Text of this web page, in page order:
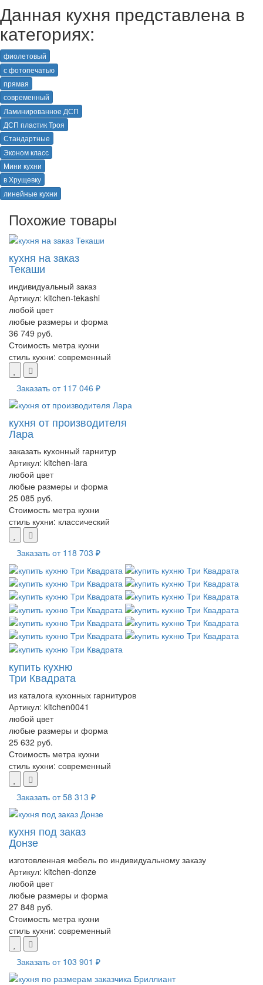
Данная кухня представлена в
категориях:
фиолетовый
с фотопечатью
прямая
современный
Ламинированное ДСП
ДСП пластик Троя
Стандартные
Эконом класс
Мини кухни
в Хрущевку
линейные кухни
Похожие товары
кухня на заказ
Текаши
индивидуальный заказ
Артикул: kitchen-tekashi
любой цвет
любые размеры и форма
36 749 руб.
Стоимость метра кухни
стиль кухни: современный
Заказать от 117 046 ₽
кухня от производителя
Лара
заказать кухонный гарнитур
Артикул: kitchen-lara
любой цвет
любые размеры и форма
25 085 руб.
Стоимость метра кухни
стиль кухни: классический
Заказать от 118 703 ₽
купить кухню
Три Квадрата
из каталога кухонных гарнитуров
Артикул: kitchen0041
любой цвет
любые размеры и форма
25 632 руб.
Стоимость метра кухни
стиль кухни: современный
Заказать от58 313 ₽
кухня под заказ
Донзе
изготовленная мебель по индивидуальному заказу
Артикул: kitchen-donze
любой цвет
любые размеры и форма
27 848 руб.
Стоимость метра кухни
стиль кухни: современный
Заказать от 103 901 ₽